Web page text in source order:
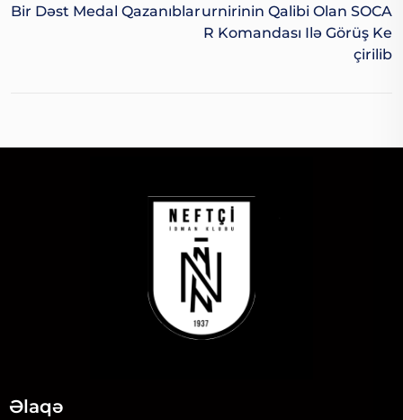
Bir Dəst Medal QazanıblarUrnirinin Qalibi Olan SOCA
R Komandası Ilə Görüş Ke
Çirilib
Əlaqə